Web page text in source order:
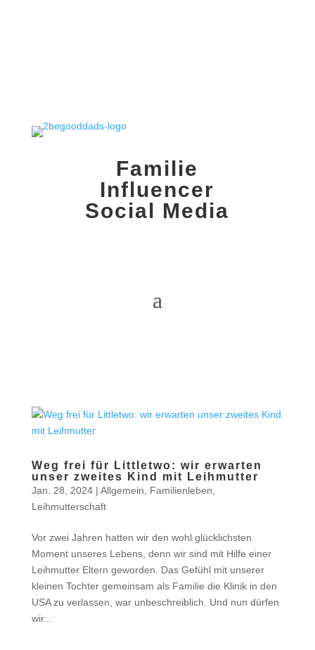
Familie
Influencer
Social Media
Weg frei für Littletwo: wir erwarten
unser zweites Kind mit Leihmutter
Jan. 28, 2024| Allgemein Familienleben
Leihmutterschaft
Vor zwei Jahren hatten wir den wohl glücklichsten
Moment unseres Lebens, denn wir sind mit Hilfe einer
Leihmutter Eltern geworden. Das Gefühl mit unserer
kleinen Tochter gemeinsam als Familie die Klinik in den
USA zu verlassen, war unbeschreiblich. Und nun dürfen
wir...